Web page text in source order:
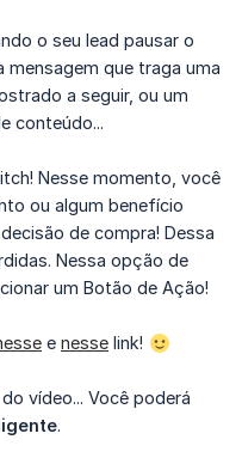
o seu lead pausar o
que traga uma
a seguir, ou um
conteúdo...
Nesse momento, você
ou algum benefício
de compra! Dessa
Nessa opção de
um Botão de Ação!
e nesse link!
do vídeo... Você poderá
.